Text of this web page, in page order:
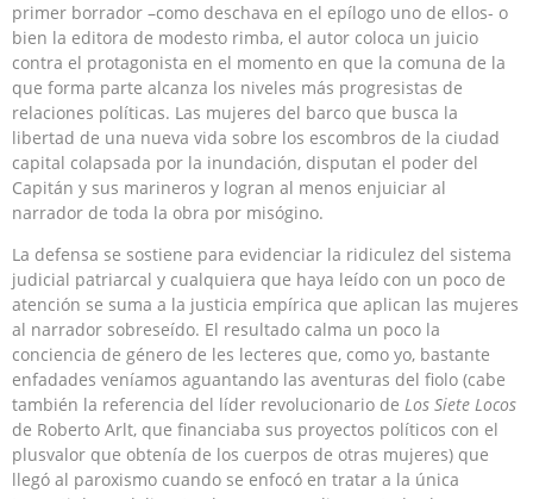
primer borrador –como deschava en el epílogo uno de ellos- o
bien la editora de modesto rimba, el autor coloca un juicio
contra el protagonista en el momento en que la comuna de la
que forma parte alcanza los niveles más progresistas de
relaciones políticas. Las mujeres del barco que busca la
libertad de una nueva vida sobre los escombros de la ciudad
capital colapsada por la inundación, disputan el poder del
Capitán y sus marineros y logran al menos enjuiciar al
narrador de toda la obra por misógino.
La defensa se sostiene para evidenciar la ridiculez del sistema
judicial patriarcal y cualquiera que haya leído con un poco de
atención se suma a la justicia empírica que aplican las mujeres
al narrador sobreseído. El resultado calma un poco la
conciencia de género de les lecteres que, como yo, bastante
enfadades veníamos aguantando las aventuras del fiolo (cabe
también la referencia del líder revolucionario de Los Siete Locos
de Roberto Arlt, que financiaba sus proyectos políticos con el
plusvalor que obtenía de los cuerpos de otras mujeres) que
llegó al paroxismo cuando se enfocó en tratar a la única